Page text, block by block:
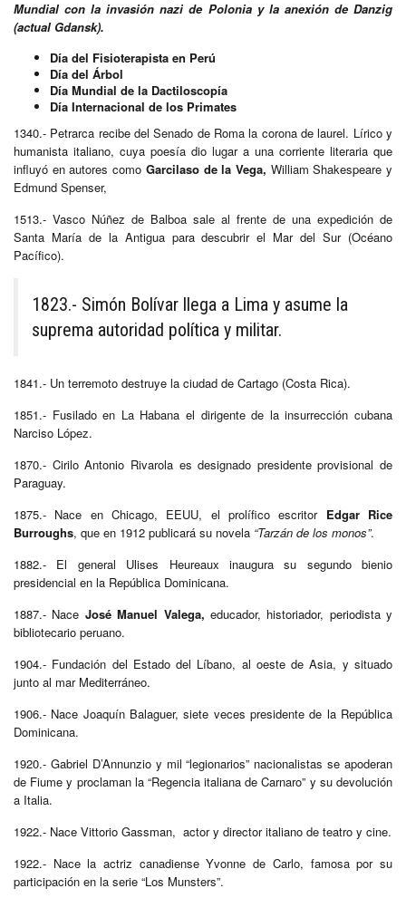
Mundial con la invasión nazi de Polonia y la anexión de Danzig
(actual Gdansk).
Día del Fisioterapista en Perú
Día del Árbol
Día Mundial de la Dactiloscopía
Día Internacional de los Primates
1340.- Petrarca recibe del Senado de Roma la corona de laurel. Lírico y
humanista italiano, cuya poesía dio lugar a una corriente literaria que
influyó en autores como Garcilaso de la Vega, William Shakespeare y
Edmund Spenser,
1513.- Vasco Núñez de Balboa sale al frente de una expedición de
Santa María de la Antigua para descubrir el Mar del Sur (Océano
Pacífico).
1823.- Simón Bolívar llega a Lima y asume la
suprema autoridad política y militar.
1841.- Un terremoto destruye la ciudad de Cartago (Costa Rica).
1851.- Fusilado en La Habana el dirigente de la insurrección cubana
Narciso López.
1870.- Cirilo Antonio Rivarola es designado presidente provisional de
Paraguay.
1875.- Nace en Chicago, EEUU, el prolífico escritor Edgar Rice
Burroughs, que en 1912 publicará su novela “Tarzán de los monos”.
1882.- El general Ulises Heureaux inaugura su segundo bienio
presidencial en la República Dominicana.
1887.- Nace José Manuel Valega, educador, historiador, periodista y
bibliotecario peruano.
1904.- Fundación del Estado del Líbano, al oeste de Asia, y situado
junto al mar Mediterráneo.
1906.- Nace Joaquín Balaguer, siete veces presidente de la República
Dominicana.
1920.- Gabriel D’Annunzio y mil “legionarios” nacionalistas se apoderan
de Fiume y proclaman la “Regencia italiana de Carnaro” y su devolución
a Italia.
1922.- Nace Vittorio Gassman, actor y director italiano de teatro y cine.
1922.- Nace la actriz canadiense Yvonne de Carlo, famosa por su
participación en la serie “Los Munsters”.